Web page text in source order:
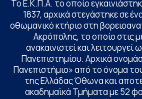
Το Ε.Κ.Π.Α. το οποίο
1837, αρχικά στεγάστηκε σε
οθωμανικό κτήριο στη
Ακρόπολης, το οποίο στις
ανακαινιστεί και
Πανεπιστημίου. Αρχικά
Πανεπιστήμιο» από το όνομα
της Ελλάδας Όθωνα και
ακαδημαϊκά Τμήματα με 52